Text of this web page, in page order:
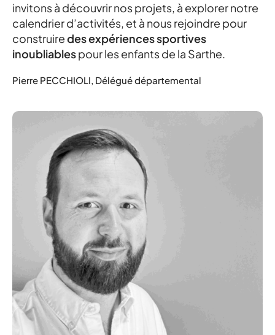
invitons à découvrir nos projets, à explorer notre
calendrier d’activités, et à nous rejoindre pour
construiredes expériences sportives
inoubliablespour les enfants de la Sarthe.
Pierre PECCHIOLI, Délégué départemental